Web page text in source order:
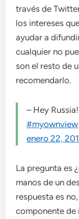
través de
los intereses
ayudar a
cualquier no
son el resto de
recomendarlo.
– Hey
#myownview
enero 22,
La pregunta es
manos de un
respuesta es
componente de